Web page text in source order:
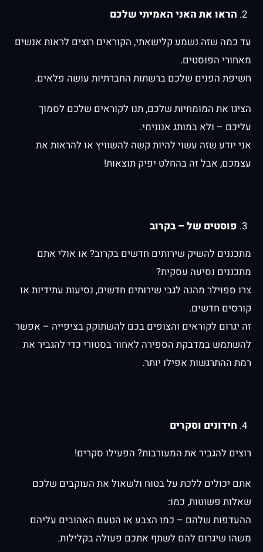
הראו את האני האמיתי שלכם
עד כמה שזה נשמע קלישאתי, הקוראים רוצים לראות אנשים
מאחורי הפוסטים.
חשיפת הפנים שלכם ברשתות החברתיות עושה פלאים.
הציגו את המומחיות שלכם, תנו לקוראים שלכם לסמוך
עליכם – ולא במותג אנונימי.
אני יודע שזה עשוי להיות קשה להשוויץ או להראות את
עצמכם, אבל זה בהחלט יפיק תוצאות!
פוסטים של – בקרוב
מתכננים להשיק שירותים חדשים בקרוב? או אולי אתם
מתכננים נסיעה עסקית?
צרו ספוילר מהנה לגבי שירותים חדשים, נסיעות עתידיות או
קורסים חדשים.
זה יגרום לקוראים והצופים בכם להשתוקק בציפייה – אפשר
להשתמש במדבקת הספירה לאחור בסטורי כדי להגביר את
רמת ההתרגשות אפילו יותר.
חידונים וסקרים
רוצים להגביר את המעורבות? הפעילו סקרים!
אתם יכולים ללכת על בטוח ולשאול את העוקבים שלכם
שאלות פשוטות, כמו:
ההעדפות שלהם – כמו הצבע או הטעם האהובים עליהם
משהו שיגרום להם לשתף אתכם פעולה בקלילות.